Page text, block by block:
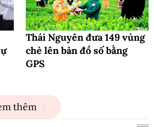
Thái Nguyên đưa 149 vùng
chè lên bản đồ số bằng
GPS
thêm